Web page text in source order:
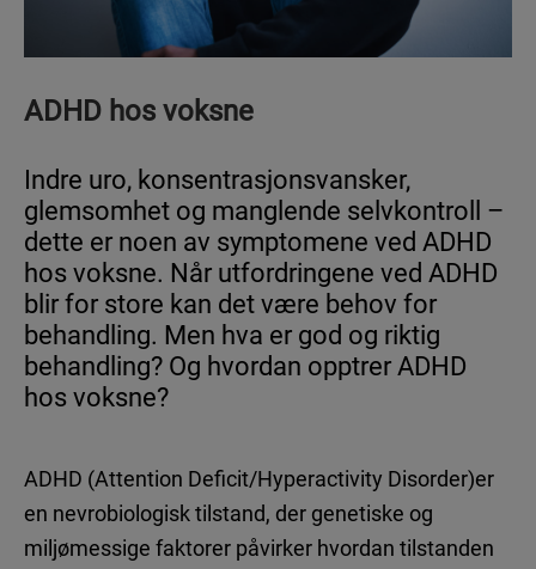
ADHD
Nyheter
ADHD hos voksne
ADHD verktøy
ADHD hos barn
Leve med ADHD
AUTISME
Nyheter
Autisme – hva vet vi?
ADHD hos voksne
Indre uro, konsentrasjonsvansker,
glemsomhet og manglende selvkontroll –
dette er noen av symptomene ved ADHD
hos voksne. Når utfordringene ved ADHD
blir for store kan det være behov for
behandling. Men hva er god og riktig
behandling? Og hvordan opptrer ADHD
hos voksne?
ADHD (Attention Deficit/Hyperactivity Disorder)er
en nevrobiologisk tilstand, der genetiske og
miljømessige faktorer påvirker hvordan tilstanden